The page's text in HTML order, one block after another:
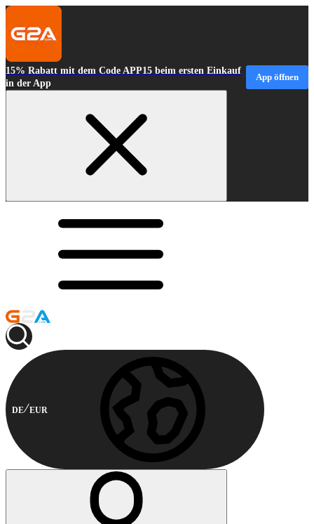
15% Rabatt mit dem Code APP15 beim ersten Einkauf
in der App
App öffnen
DE EUR